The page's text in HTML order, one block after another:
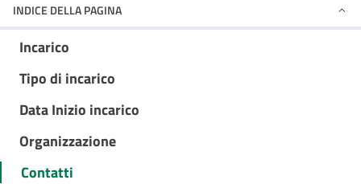
INDICE DELLA PAGINA
Incarico
Tipo di incarico
Data Inizio incarico
Organizzazione
Contatti